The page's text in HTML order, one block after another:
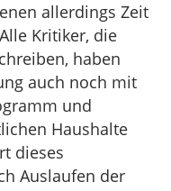
allerdings Zeit
Kritiker, die
haben
auch noch mit
und
Haushalte
dieses
Auslaufen der